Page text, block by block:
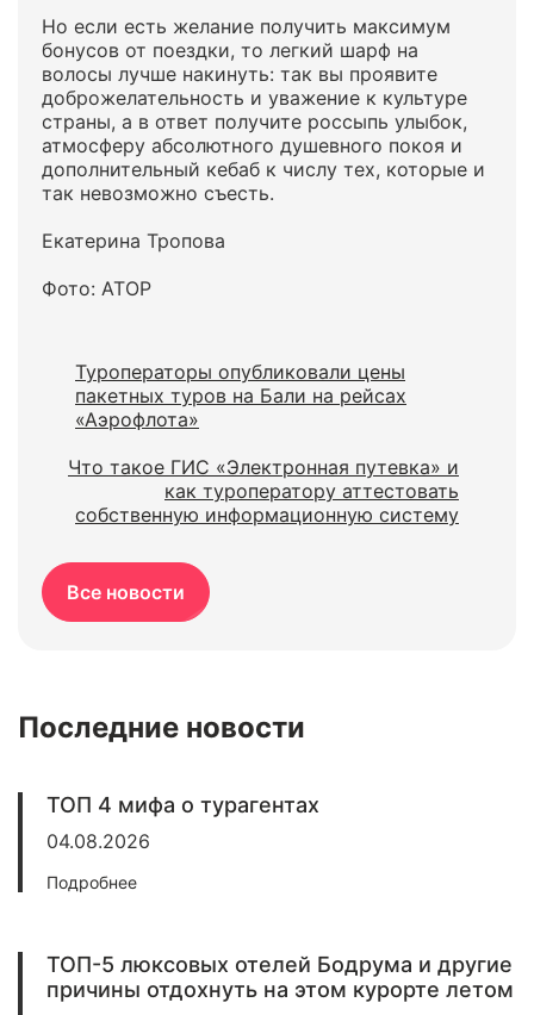
Но если есть желание получить максимум
бонусов от поездки, то легкий шарф на
волосы лучше накинуть: так вы проявите
доброжелательность и уважение к культуре
страны, а в ответ получите россыпь улыбок,
атмосферу абсолютного душевного покоя и
дополнительный кебаб к числу тех, которые и
так невозможно съесть.
Екатерина Тропова
Фото: АТОР
Туроператоры опубликовали цены
пакетных туров на Бали на рейсах
«Аэрофлота»
Что такое ГИС «Электронная путевка» и
как туроператору аттестовать
собственную информационную систему
Все новости
Последние новости
ТОП 4 мифа о турагентах
04.08.2026
Подробнее
ТОП-5 люксовых отелей Бодрума и другие
причины отдохнуть на этом курорте летом